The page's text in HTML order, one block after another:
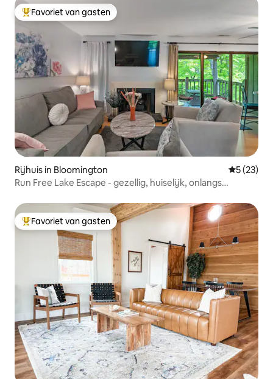
Topfavoriet van gasten
Favoriet van gasten
Rijhuis in Bloomington
5 (23)
Run Free Lake Escape - gezellig, huiselijk, onlangs
Topfavoriet van gasten
Favoriet van gasten